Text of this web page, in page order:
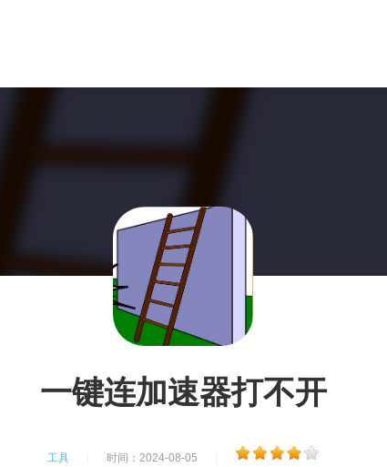
一键连加速器打不开
工具 时间：2024-08-05